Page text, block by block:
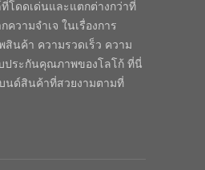
โดดเด่นและแตกต่างกว่าที่
ความจำเจ ในเรื่องการ
นค้า ความรวดเร็ว ความ
ประกันคุณภาพของโลโก้ ที่นี่
นด์สินค้าที่สวยงามตามที่